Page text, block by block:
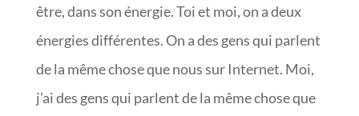
être, dans son énergie. Toi et moi, on a deux
énergies différentes. On a des gens qui parlent
de la même chose que nous sur Internet. Moi,
j’ai des gens qui parlent de la même chose que